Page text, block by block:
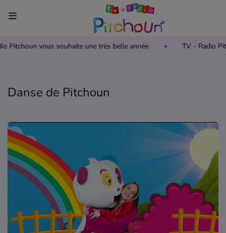
Pitchoun vous souhaite une très belle année TV - Radio
Accueil
Replay TV Pitchoun
Où regarder TV Pitchoun ?
Radio
Grille des programmes Radio
Podcasts
Danse de Pitchoun